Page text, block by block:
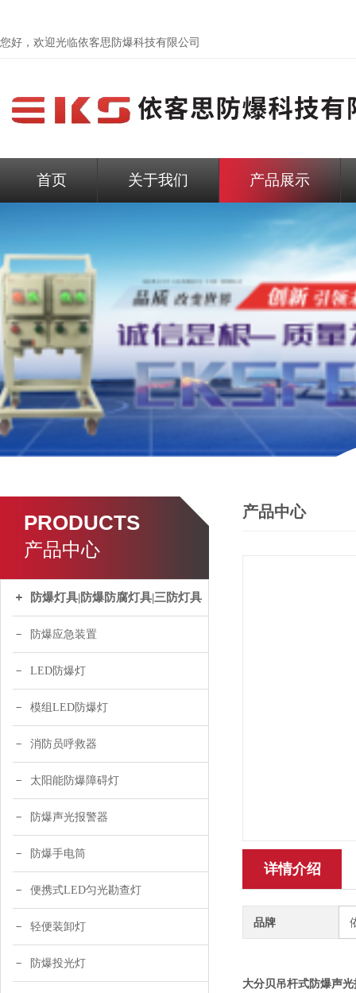
您好，欢迎光临依客思防爆科技有限公司
首页 关于我们 产品展示
PRODUCTS
产品中心
防爆灯具|防爆防腐灯具|三防灯具
防爆应急装置
LED防爆灯
模组LED防爆灯
消防员呼救器
太阳能防爆障碍灯
防爆声光报警器
防爆手电筒
便携式LED匀光勘查灯
轻便装卸灯
防爆投光灯
产品中心
详情介绍
品牌
大分贝吊杆式防爆声